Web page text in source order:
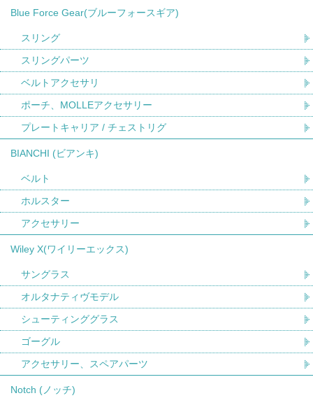
Blue Force Gear(ブルーフォースギア)
スリング
スリングパーツ
ベルトアクセサリ
ポーチ、MOLLEアクセサリー
プレートキャリア / チェストリグ
BIANCHI (ビアンキ)
ベルト
ホルスター
アクセサリー
Wiley X(ワイリーエックス)
サングラス
オルタナティヴモデル
シューティンググラス
ゴーグル
アクセサリー、スペアパーツ
Notch (ノッチ)